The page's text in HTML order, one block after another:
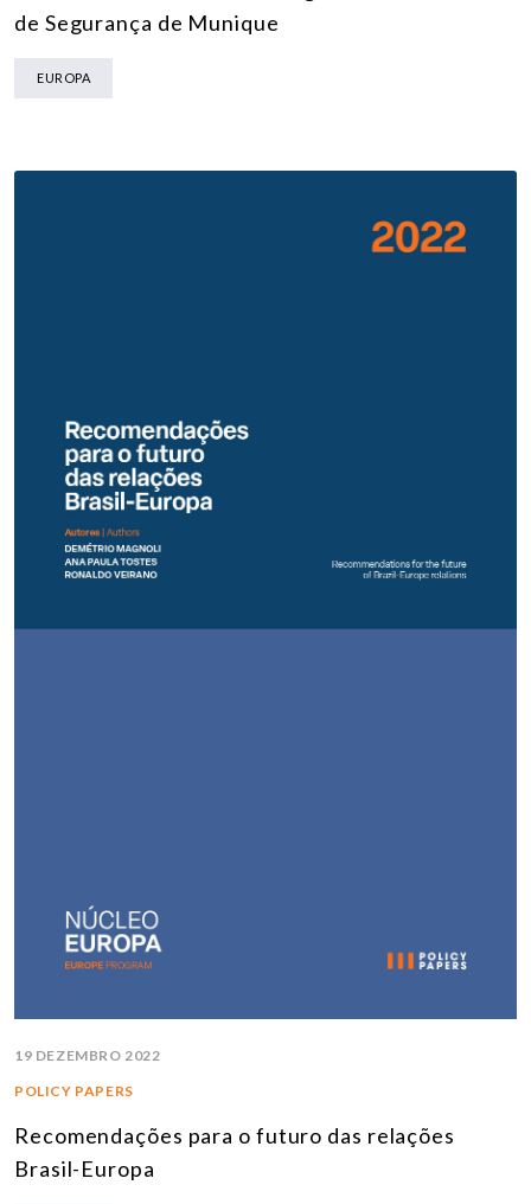
de Segurança de Munique
EUROPA
19 DEZEMBRO 2022
POLICY PAPERS
Recomendações para o futuro das relações
Brasil-Europa